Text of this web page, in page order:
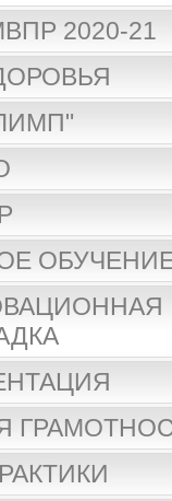
2020-21